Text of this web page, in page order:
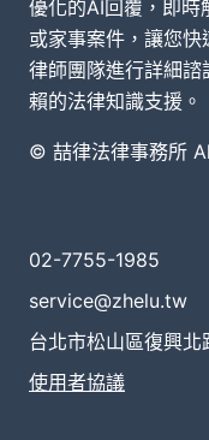
優化的AI回覆，即時
或家事案件，讓您
律師團隊進行詳細
賴的法律知識支援。
© 喆律法律事務所
02-7755-1985
service@zhelu.tw
台北市松山區復興北
使用者協議